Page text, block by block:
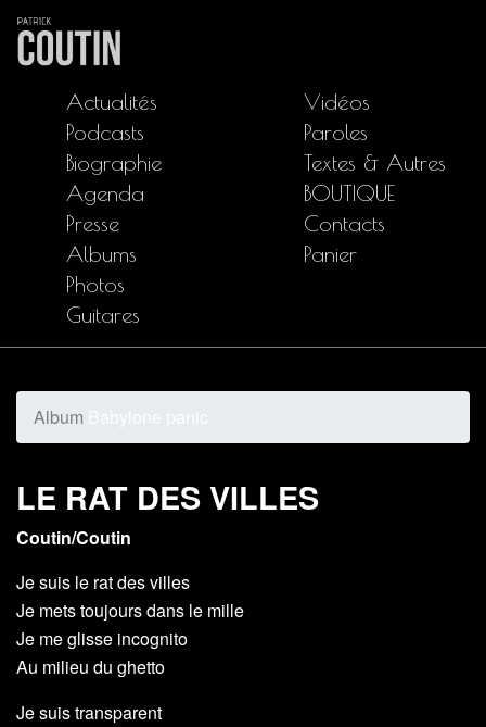
Actualités
Podcasts
Biographie
Agenda
Presse
Albums
Photos
Guitares
Vidéos
Paroles
Textes & Autres
BOUTIQUE
Contacts
Panier
Album
LE RAT DES VILLES
Coutin/Coutin
Je suis le rat des villes
Je mets toujours dans le mille
Je me glisse incognito
Au milieu du ghetto
Je suis transparent